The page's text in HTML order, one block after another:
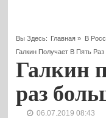
Вы Здесь: Главная » В
Галкин Получает В Пять
Галкин
раз
06.07.2019 08:43